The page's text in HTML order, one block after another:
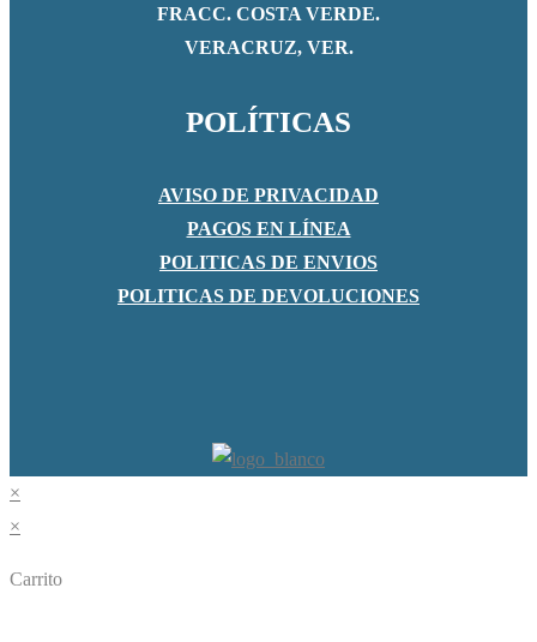
FRACC. COSTA VERDE.
VERACRUZ, VER.
POLÍTICAS
AVISO DE PRIVACIDAD
PAGOS EN LÍNEA
POLITICAS DE ENVIOS
POLITICAS DE DEVOLUCIONES
×
×
Carrito